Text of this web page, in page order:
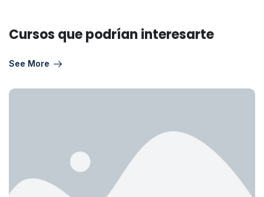
Cursos que podrían interesarte
See More